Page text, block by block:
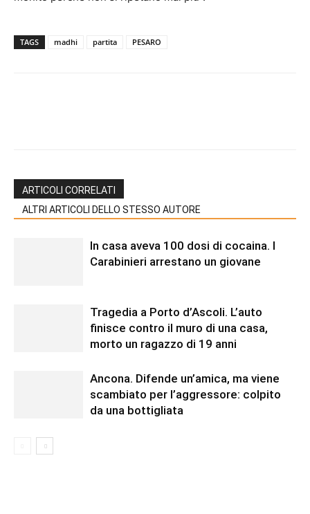
TAGS madhi partita PESARO
ARTICOLI CORRELATI
ALTRI ARTICOLI DELLO STESSO AUTORE
In casa aveva 100 dosi di cocaina. I
Carabinieri arrestano un giovane
Tragedia a Porto d’Ascoli. L’auto
finisce contro il muro di una casa,
morto un ragazzo di 19 anni
Ancona. Difende un’amica, ma viene
scambiato per l’aggressore: colpito
da una bottigliata